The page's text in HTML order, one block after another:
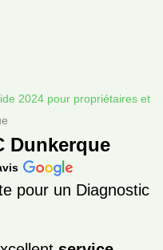
2024 pour propriétaires et
Dunkerque
pour un Diagnostic